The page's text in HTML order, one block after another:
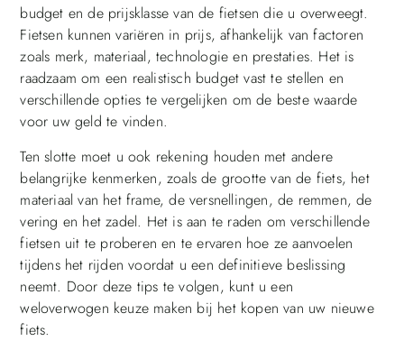
budget en de prijsklasse van de fietsen die u overweegt.
Fietsen kunnen variëren in prijs, afhankelijk van factoren
zoals merk, materiaal, technologie en prestaties. Het is
raadzaam om een realistisch budget vast te stellen en
verschillende opties te vergelijken om de beste waarde
voor uw geld te vinden.
Ten slotte moet u ook rekening houden met andere
belangrijke kenmerken, zoals de grootte van de fiets, het
materiaal van het frame, de versnellingen, de remmen, de
vering en het zadel. Het is aan te raden om verschillende
fietsen uit te proberen en te ervaren hoe ze aanvoelen
tijdens het rijden voordat u een definitieve beslissing
neemt. Door deze tips te volgen, kunt u een
weloverwogen keuze maken bij het kopen van uw nieuwe
fiets.